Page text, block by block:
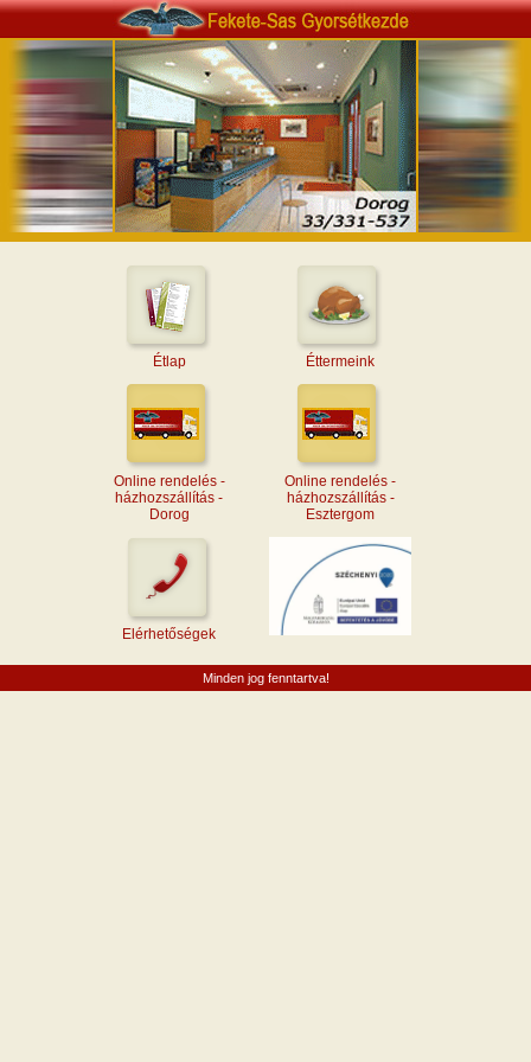
Étlap Éttermeink
Online rendelés -
házhozszállítás -
Dorog
Online rendelés -
házhozszállítás -
Esztergom
Elérhetőségek
Minden jog fenntartva!